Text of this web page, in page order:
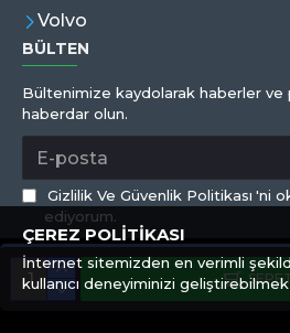
Volvo
BÜLTEN
Bültenimize kaydolarak haberler ve
haberdar olun.
Gizlilik Ve Güvenlik Politikası 'ni
ediyorum.
Copyright © 2019,Eren Hortum, Tüm
ÇEREZ POLİTİKASI
İnternet sitemizden en verimli
kullanıcı deneyiminizi